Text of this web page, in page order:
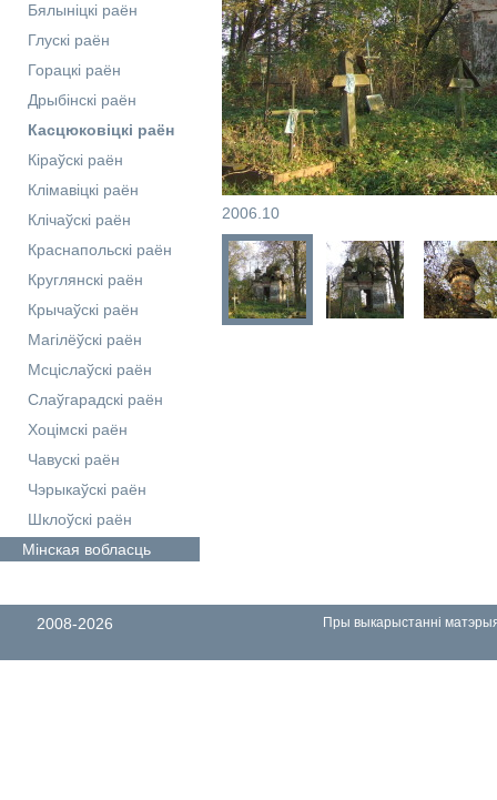
Бялыніцкі раён
Глускі раён
Горацкі раён
Дрыбінскі раён
Касцюковіцкі раён
Кіраўскі раён
Клімавіцкі раён
Клічаўскі раён
Краснапольскі раён
Круглянскі раён
Крычаўскі раён
Магілёўскі раён
Мсціслаўскі раён
Слаўгарадскі раён
Хоцімскі раён
Чавускі раён
Чэрыкаўскі раён
Шклоўскі раён
Мінская вобласць
2006.10
2008-2026 Пры выкарыстанні